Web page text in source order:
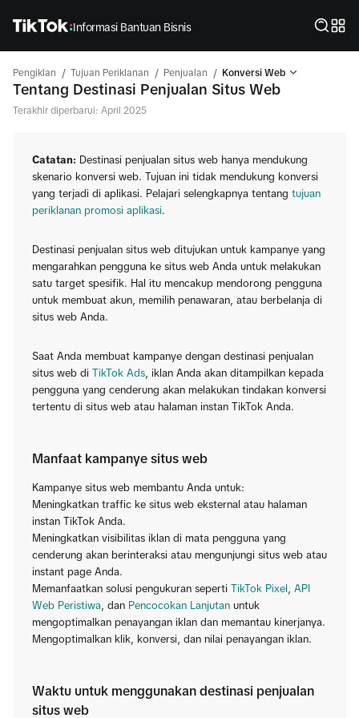
Informasi Bantuan Bisnis
Pengiklan / Tujuan Periklanan / Penjualan / Konversi Web
Tentang Destinasi Penjualan Situs Web
Terakhir diperbarui: April 2025
Catatan: Destinasi penjualan situs web hanya mendukung
skenario konversi web. Tujuan ini tidak mendukung konversi
yang terjadi di aplikasi. Pelajari selengkapnya tentang tujuan
periklanan promosi aplikasi.
Destinasi penjualan situs web ditujukan untuk kampanye yang
mengarahkan pengguna ke situs web Anda untuk melakukan
satu target spesifik. Hal itu mencakup mendorong pengguna
untuk membuat akun, memilih penawaran, atau berbelanja di
situs web Anda.
Saat Anda membuat kampanye dengan destinasi penjualan
situs web di TikTok Ads, iklan Anda akan ditampilkan kepada
pengguna yang cenderung akan melakukan tindakan konversi
tertentu di situs web atau halaman instan TikTok Anda.
Manfaat kampanye situs web
Kampanye situs web membantu Anda untuk:
Meningkatkan traffic ke situs web eksternal atau halaman
instan TikTok Anda.
Meningkatkan visibilitas iklan di mata pengguna yang
cenderung akan berinteraksi atau mengunjungi situs web atau
instant page Anda.
Memanfaatkan solusi pengukuran seperti TikTok Pixel , API
Web Peristiwa, dan Pencocokan Lanjutan untuk
mengoptimalkan penayangan iklan dan memantau kinerjanya.
Mengoptimalkan klik, konversi, dan nilai penayangan iklan.
Waktu untuk menggunakan destinasi penjualan
situs web